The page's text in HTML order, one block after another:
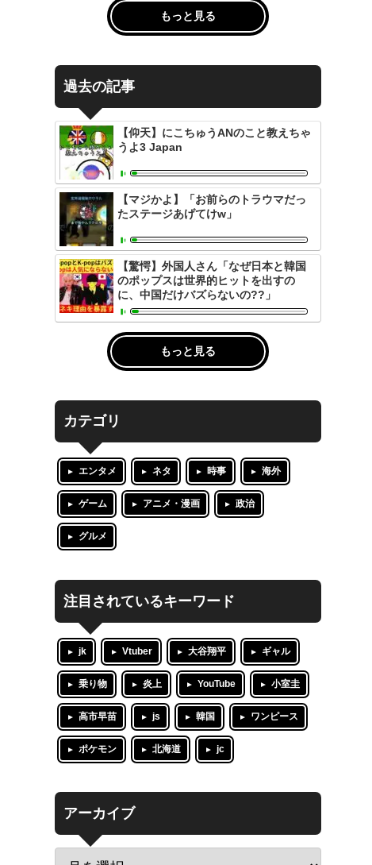
もっと見る
過去の記事
【仰天】にこちゅうANのこと教えちゃ
うよ3 Japan
【マジかよ】「お前らのトラウマだっ
たステージあげてけw」
【驚愕】外国人さん「なぜ日本と韓国
のポップスは世界的ヒットを出すの
に、中国だけバズらないの??」
もっと見る
カテゴリ
エンタメ ネタ 時事 海外
ゲーム アニメ・漫画 政治
グルメ
注目されているキーワード
jk Vtuber 大谷翔平 ギャル
乗り物 炎上 YouTube 小室圭
高市早苗 js 韓国 ワンピース
ポケモン 北海道 jc
アーカイブ